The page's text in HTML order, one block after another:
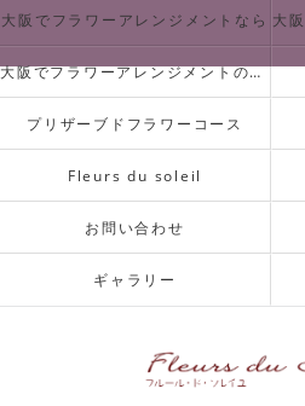
大阪でフラワーアレンジメントなら
大阪でフラワーアレンジメントの業種について
プリザーブドフラワーコース
Fleurs du soleil
お問い合わせ
ギャラリー